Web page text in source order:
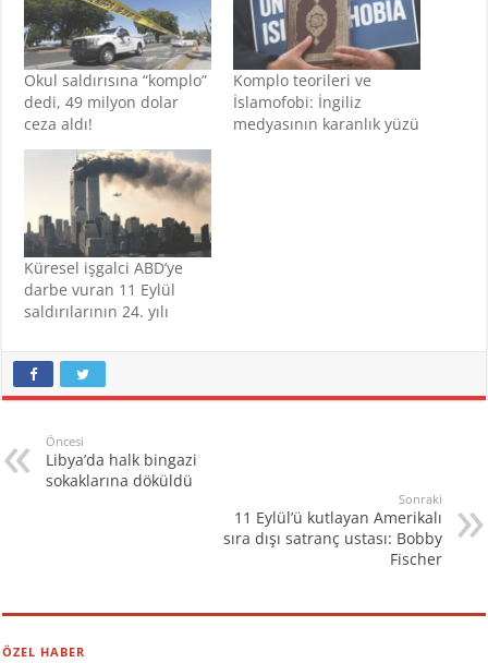
Okul saldırısına “komplo”
dedi, 49 milyon dolar
ceza aldı!
Komplo teorileri ve
İslamofobi: İngiliz
medyasının karanlık yüzü
Küresel işgalci ABD’ye
darbe vuran 11 Eylül
saldırılarının 24. yılı
Öncesi
Libya’da halk bingazi
sokaklarına döküldü
Sonraki
11 Eylül’ü kutlayan Amerikalı
sıra dışı satranç ustası: Bobby
Fischer
ÖZEL HABER